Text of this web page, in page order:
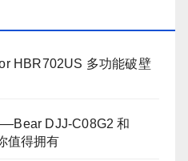
HBR702US 多功能破壁
DJJ‑C08G2 和
值得拥有